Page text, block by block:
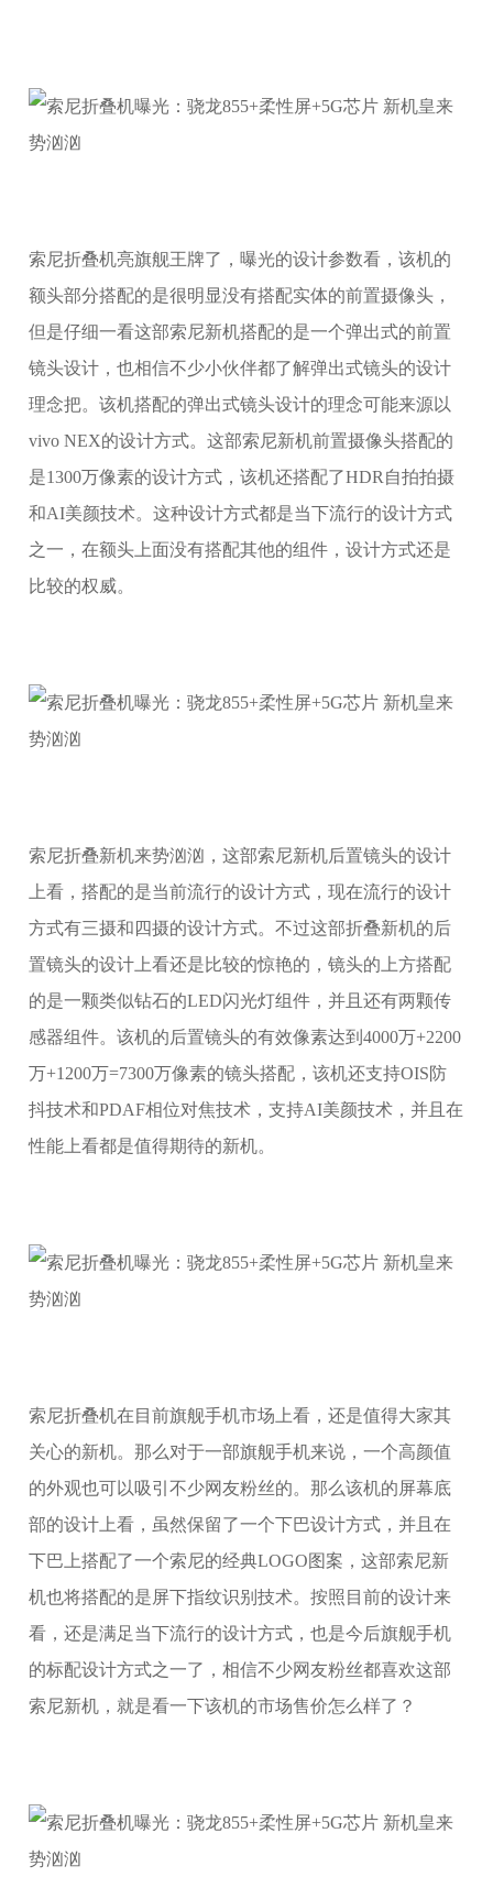
索尼折叠机亮旗舰王牌了，曝光的设计参数看，该机的
额头部分搭配的是很明显没有搭配实体的前置摄像头，
但是仔细一看这部索尼新机搭配的是一个弹出式的前置
镜头设计，也相信不少小伙伴都了解弹出式镜头的设计
理念把。该机搭配的弹出式镜头设计的理念可能来源以
vivo NEX的设计方式。这部索尼新机前置摄像头搭配的
是1300万像素的设计方式，该机还搭配了HDR自拍拍摄
和AI美颜技术。这种设计方式都是当下流行的设计方式
之一，在额头上面没有搭配其他的组件，设计方式还是
比较的权威。
索尼折叠新机来势汹汹，这部索尼新机后置镜头的设计
上看，搭配的是当前流行的设计方式，现在流行的设计
方式有三摄和四摄的设计方式。不过这部折叠新机的后
置镜头的设计上看还是比较的惊艳的，镜头的上方搭配
的是一颗类似钻石的LED闪光灯组件，并且还有两颗传
感器组件。该机的后置镜头的有效像素达到4000万+2200
万+1200万=7300万像素的镜头搭配，该机还支持OIS防
抖技术和PDAF相位对焦技术，支持AI美颜技术，并且在
性能上看都是值得期待的新机。
索尼折叠机在目前旗舰手机市场上看，还是值得大家其
关心的新机。那么对于一部旗舰手机来说，一个高颜值
的外观也可以吸引不少网友粉丝的。那么该机的屏幕底
部的设计上看，虽然保留了一个下巴设计方式，并且在
下巴上搭配了一个索尼的经典LOGO图案，这部索尼新
机也将搭配的是屏下指纹识别技术。按照目前的设计来
看，还是满足当下流行的设计方式，也是今后旗舰手机
的标配设计方式之一了，相信不少网友粉丝都喜欢这部
索尼新机，就是看一下该机的市场售价怎么样了？